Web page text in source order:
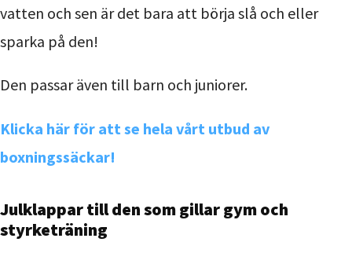
vatten och sen är det bara att börja slå och eller
sparka på den!
Den passar även till barn och juniorer.
Klicka här för att se hela vårt utbud av
boxningssäckar!
Julklappar till den som gillar gym och
styrketräning